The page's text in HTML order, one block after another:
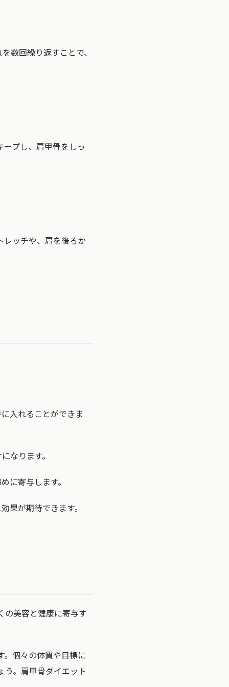
数回繰り返すことで、
プし、肩甲骨をしっ
レッチや、肩を後ろか
入れることができま
なります。
に寄与します。
果が期待できます。
の美容と健康に寄与す
。個々の体質や目標に
う。肩甲骨ダイエット